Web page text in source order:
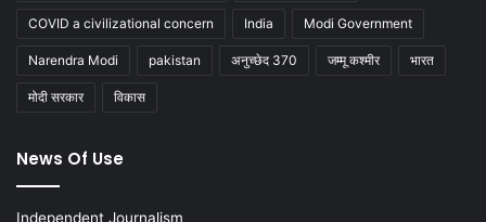
COVID a civilizational concern India Modi Government
Narendra Modi pakistan अनुच्छेद 370 जम्मू कश्मीर भारत
मोदी सरकार विकास
News Of Use
Independent Journalism